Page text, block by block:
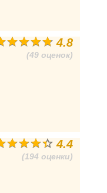
4.8
(49 оценок)
4.4
(194 оценки)